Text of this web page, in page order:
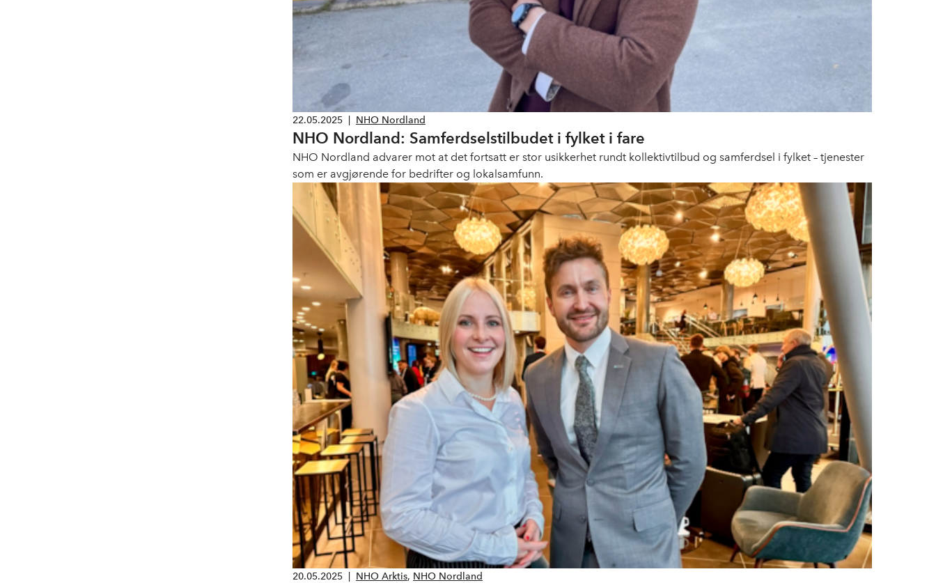
22.05.2025 NHO Nordland
NHO Nordland: Samferdselstilbudet i fylket i fare
NHO Nordland advarer mot at det fortsatt er stor usikkerhet rundt kollektivtilbud og samferdsel i fylket – tjenester
som er avgjørende for bedrifter og lokalsamfunn.
20.05.2025 NHO Arktis, NHO Nordland